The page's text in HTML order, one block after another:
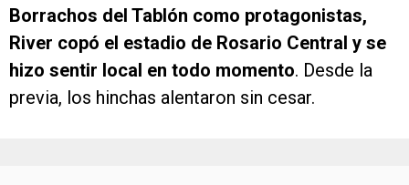
Borrachos del Tablón como protagonistas,
River copó el estadio de Rosario Central y se
hizo sentir local en todo momento. Desde la
previa, los hinchas alentaron sin cesar.